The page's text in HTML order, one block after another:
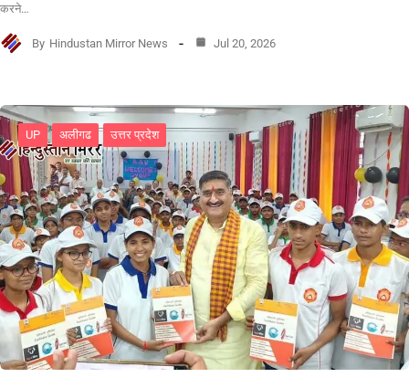
करने…
By Hindustan Mirror News Jul 20, 2026
UP अलीगढ उत्तर प्रदेश